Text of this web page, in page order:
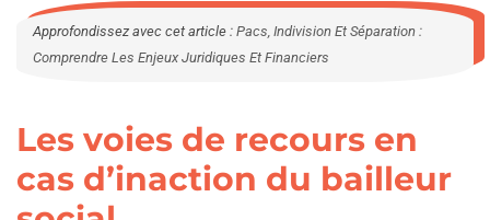
Approfondissez avec cet article : Pacs, Indivision Et Séparation :
Comprendre Les Enjeux Juridiques Et Financiers
Les voies de recours en
cas d’inaction du bailleur